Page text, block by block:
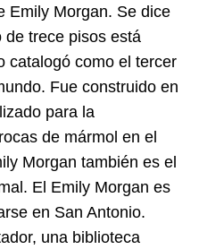
Emily Morgan. Se dice
de trece pisos está
catalogó como el tercer
Fue construido en
para la
de mármol en el
Morgan también es el
El Emily Morgan es
en San Antonio.
una biblioteca